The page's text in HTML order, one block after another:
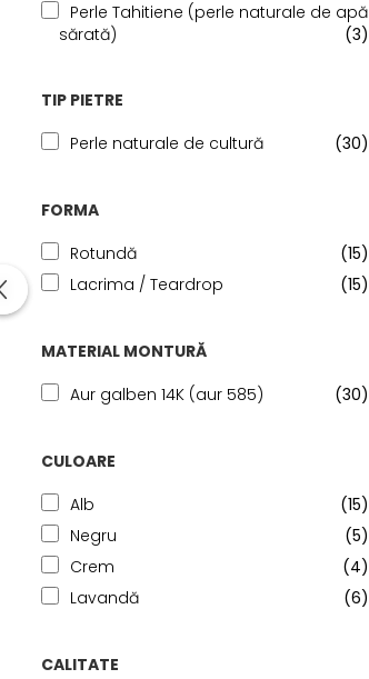
Perle Tahitiene (perle naturale de apă
sărată)
(3)
TIP PIETRE
Perle naturale de cultură
(30)
FORMA
Rotundă
(15)
Lacrima / Teardrop
(15)
MATERIAL MONTURĂ
Aur galben 14K (aur 585)
(30)
CULOARE
Alb
(15)
Negru
(5)
Crem
(4)
Lavandă
(6)
CALITATE